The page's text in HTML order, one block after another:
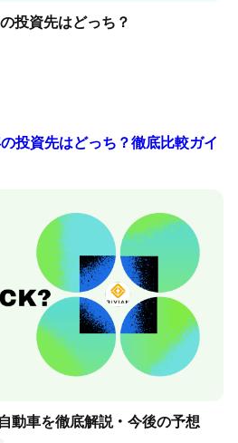
投資先はどっち？
投資先はどっち？徹底比較ガイ
動車を徹底解説・今後の予想